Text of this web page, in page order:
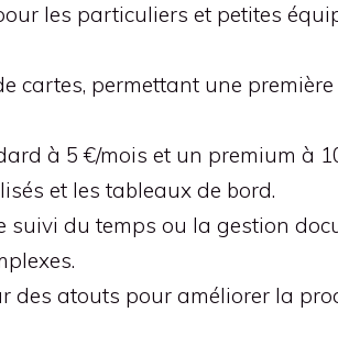
les particuliers et petites
cartes, permettant une
à 5 €/mois et un premium à
et les tableaux de bord.
suivi du temps ou la gestion
atouts pour améliorer la